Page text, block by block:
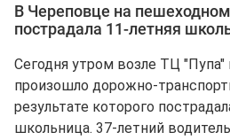
В Череповце на
пострадала 11-летняя
Сегодня утром возле ТЦ "Пупа"
произошло дорожно-
результате которого
школьница. 37-летний